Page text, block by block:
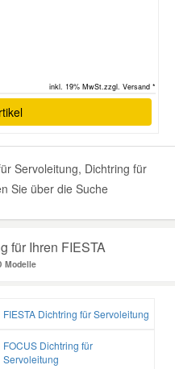
inkl. 19% MwSt.zzgl. Versand *
Servoleitung, Dichtring für
Sie über die Suche
für Ihren FIESTA
Modelle
FIESTA Dichtring für Servoleitung
FOCUS Dichtring für
Servoleitung